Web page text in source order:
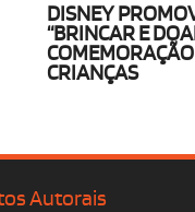
DISNEY
“BRINCAR E
CRIANÇAS
Autorais